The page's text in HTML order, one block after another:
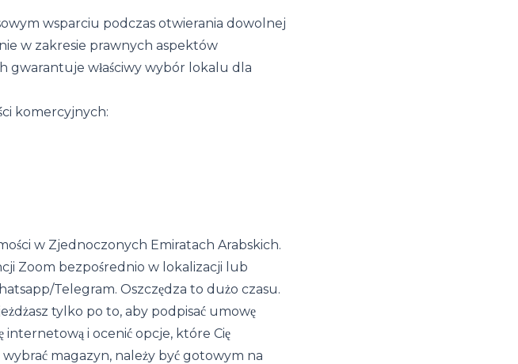
wsparciu podczas otwierania dowolnej
w zakresie prawnych aspektów
gwarantuje właściwy wybór lokalu dla
komercyjnych:
w Zjednoczonych Emiratach Arabskich.
Zoom bezpośrednio w lokalizacji lub
Telegram. Oszczędza to dużo czasu.
tylko po to, aby podpisać umowę
i ocenić opcje, które Cię
magazyn, należy być gotowym na